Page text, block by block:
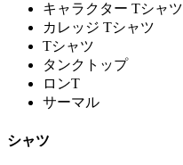
キャラクター Tシャツ
カレッジ Tシャツ
Tシャツ
タンクトップ
ロンT
サーマル
シャツ